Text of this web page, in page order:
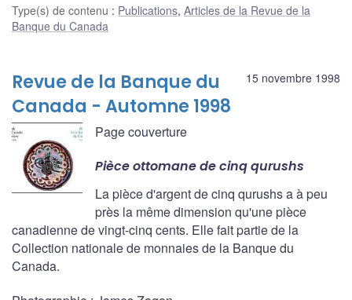
Type(s) de contenu : Publications, Articles de la Revue de la
Banque du Canada
15 novembre 1998
Revue de la Banque du
Canada - Automne 1998
Page couverture
Pièce ottomane de cinq qurushs
La pièce d'argent de cinq qurushs a à peu
près la même dimension qu'une pièce
canadienne de vingt-cinq cents. Elle fait partie de la
Collection nationale de monnaies de la Banque du
Canada.